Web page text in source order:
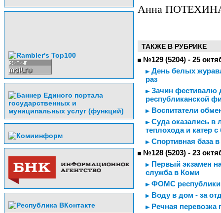
Анна
ТАКЖЕ В РУБРИКЕ
№129 (5204) - 25
День белых
раз
Зачин фестивалю
республиканской
Воспитатели
Суда оказались в
теплохода и катер
Спортивная база
№128 (5203) - 23
Первый экзамен
служба в Коми
ФОМС республики
Воду в дом - за
Речная перевозка